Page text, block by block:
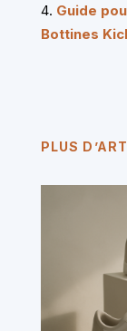
Guide
Bottines
PLUS